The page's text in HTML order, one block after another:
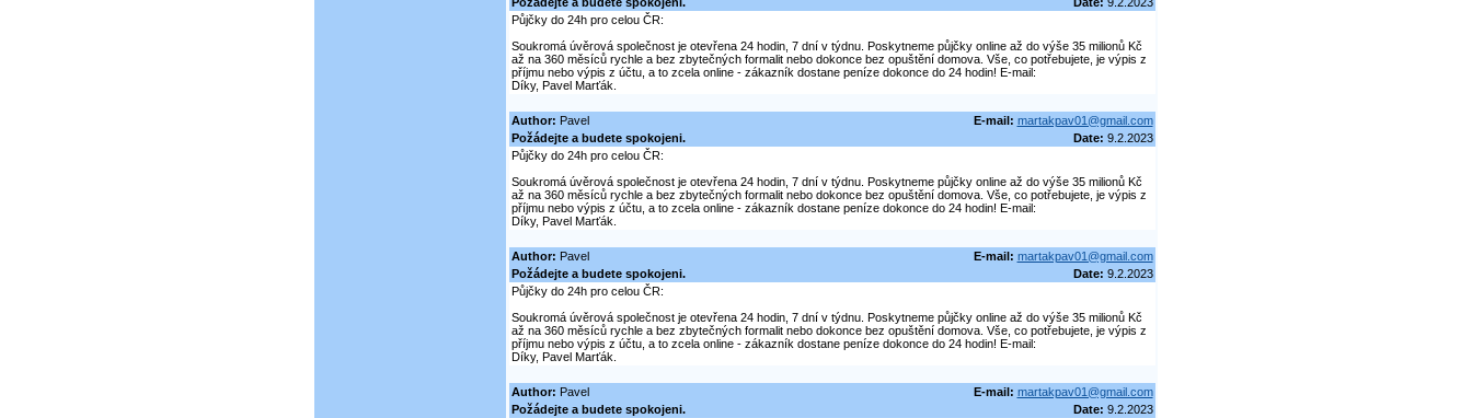
Půjčky do 24h pro celou ČR:
Soukromá úvěrová společnost je otevřena 24 hodin, 7 dní v týdnu. Poskytneme půjčky online až do výše 35 milionů Kč
až na 360 měsíců rychle a bez zbytečných formalit nebo dokonce bez opuštění domova. Vše, co potřebujete, je výpis z
příjmu nebo výpis z účtu, a to zcela online - zákazník dostane peníze dokonce do 24 hodin! E-mail:
Díky, Pavel Marťák.
Author: Pavel E-mail: martakpav01@gmail.com
Požádejte a budete spokojeni.
Date: 9.2.2023
Půjčky do 24h pro celou ČR:
Soukromá úvěrová společnost je otevřena 24 hodin, 7 dní v týdnu. Poskytneme půjčky online až do výše 35 milionů Kč
až na 360 měsíců rychle a bez zbytečných formalit nebo dokonce bez opuštění domova. Vše, co potřebujete, je výpis z
příjmu nebo výpis z účtu, a to zcela online - zákazník dostane peníze dokonce do 24 hodin! E-mail:
Díky, Pavel Marťák.
Author: Pavel E-mail: martakpav01@gmail.com
Požádejte a budete spokojeni.
Date: 9.2.2023
Půjčky do 24h pro celou ČR:
Soukromá úvěrová společnost je otevřena 24 hodin, 7 dní v týdnu. Poskytneme půjčky online až do výše 35 milionů Kč
až na 360 měsíců rychle a bez zbytečných formalit nebo dokonce bez opuštění domova. Vše, co potřebujete, je výpis z
příjmu nebo výpis z účtu, a to zcela online - zákazník dostane peníze dokonce do 24 hodin! E-mail:
Díky, Pavel Marťák.
Author: Pavel E-mail: martakpav01@gmail.com
Požádejte a budete spokojeni.
Date: 9.2.2023